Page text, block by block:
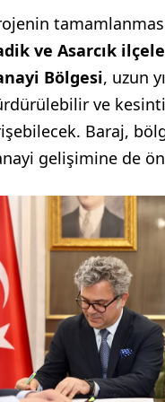
ve Asarcık
Bölgesi, uzun
ve
Baraj,
gelişimine de